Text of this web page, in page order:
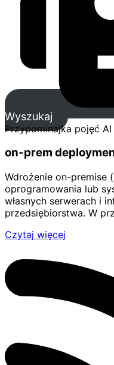
Wyszukaj
Przypominajka pojęć AI
on-prem
Wdrożenie on-premise
oprogramowania lub
własnych serwerach i
przedsiębiorstwa. W
Czytaj więcej